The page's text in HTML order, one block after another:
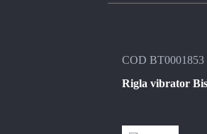
COD BT0001853
Rigla vibrator